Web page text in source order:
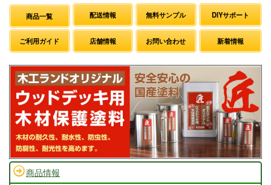
商品一覧 配送情報 無料サンプル DIYサポート
ご利用ガイド 店舗情報 お問い合わせ 新着情報
商品情報